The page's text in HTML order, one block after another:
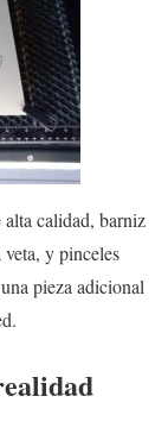
calidad, barniz
y pinceles
pieza adicional